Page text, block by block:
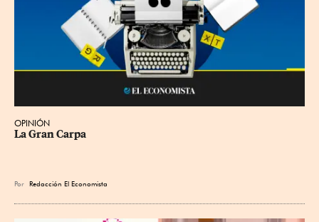
OPINIÓN
La Gran Carpa
Por Redacción El Economista